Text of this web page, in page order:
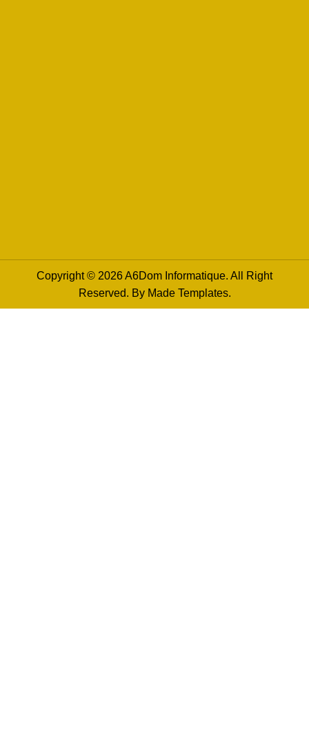
Copyright © 2026 A6Dom Informatique. All Right
Reserved. By Made Templates.